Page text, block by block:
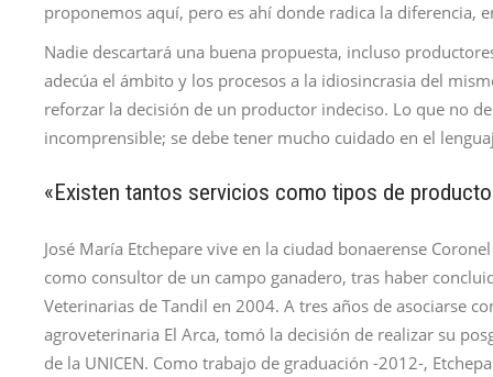
proponemos aquí, pero es ahí donde radica la diferencia,
Nadie descartará una buena propuesta, incluso
adecúa el ámbito y los procesos a la idiosincrasia del
reforzar la decisión de un productor indeciso. Lo que no
incomprensible; se debe tener mucho cuidado en el
«Existen tantos servicios como tipos de
José María Etchepare vive en la ciudad bonaerense
como consultor de un campo ganadero, tras haber
Veterinarias de Tandil en 2004. A tres años de asociarse
agroveterinaria El Arca, tomó la decisión de realizar su
de la UNICEN. Como trabajo de graduación -2012-,